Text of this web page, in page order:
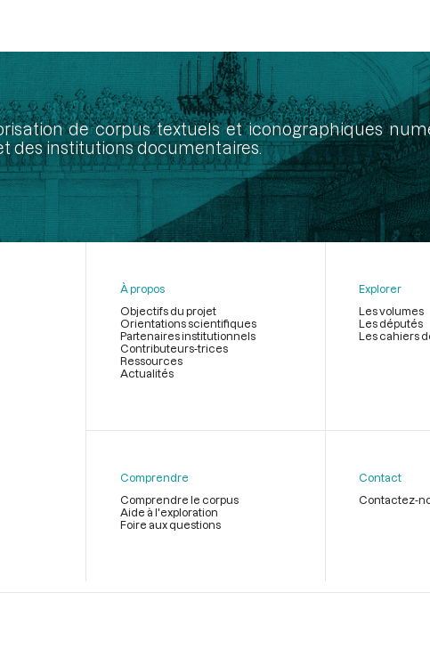
de corpus textuels et iconographiques
des institutions documentaires.
page
À propos
Objectifs du projet
Orientations scientifiques
Partenaires institutionnels
Contributeurs-trices
Ressources
Actualités
Explorer
Les volumes
Les députés
Les cahiers
Comprendre
Comprendre le corpus
Aide à l'exploration
Foire aux questions
Contact
Contactez-